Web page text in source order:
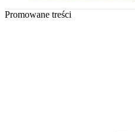
Promowane treści